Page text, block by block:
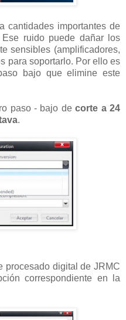
cantidades importantes de
ruido puede dañar los
sensibles (amplificadores,
para soportarlo. Por ello es
bajo que elimine este
paso - bajo decorte a 24
.
procesado digital de JRMC
correspondiente en la